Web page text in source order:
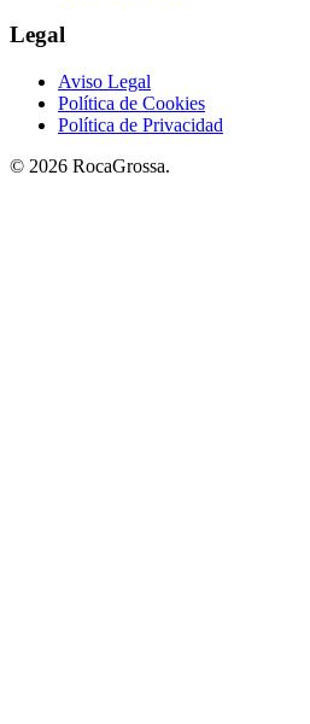
Legal
Aviso Legal
Política de Cookies
Política de Privacidad
© 2026 RocaGrossa.